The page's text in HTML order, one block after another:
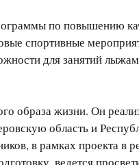
по повышению
спортивные
для занятий
жизни. Он
область и
в рамках проекта